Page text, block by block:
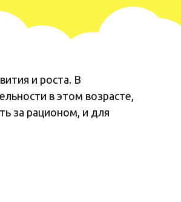
и роста. В
в этом возрасте,
за рационом, и для